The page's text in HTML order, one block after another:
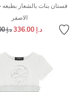
فستان بنات بالشعار بطبعه
الاصفر
د.إ 336.00 د.إ 480.00